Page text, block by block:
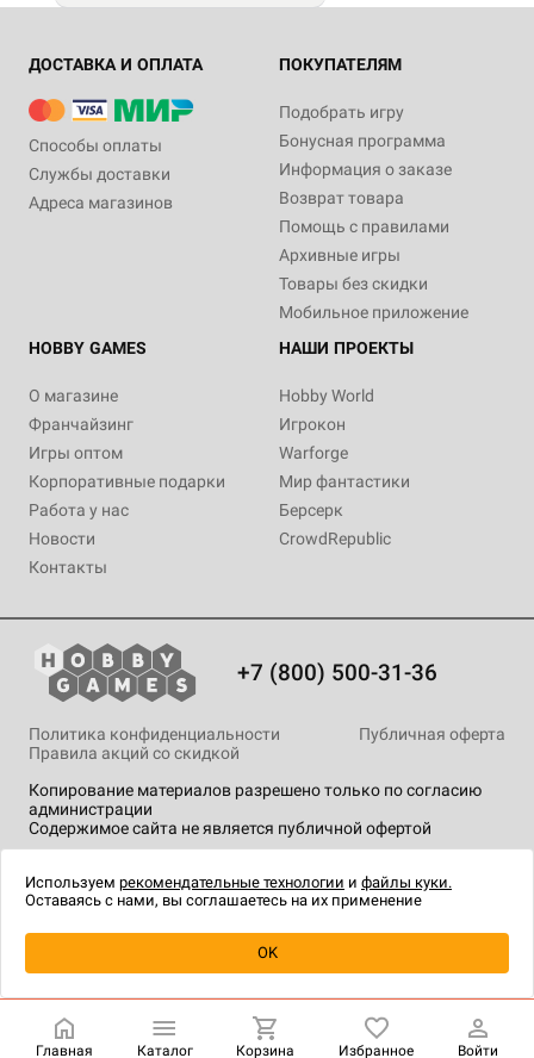
Уведомить о наличии
ДОСТАВКА И ОПЛАТА
Способы оплаты
Службы доставки
Адреса магазинов
ПОКУПАТЕЛЯМ
Подобрать игру
Бонусная программа
Информация о заказе
Возврат товара
Помощь с правилами
Архивные игры
Товары без скидки
Мобильное приложение
HOBBY GAMES
О магазине
Франчайзинг
Игры оптом
Корпоративные подарки
Работа у нас
Новости
Контакты
НАШИ ПРОЕКТЫ
Hobby World
Игрокон
Warforge
Мир фантастики
Берсерк
CrowdRepublic
+7 (800) 500-31-36
Копирование материалов разрешено только по согласию
администрации
Содержимое сайта не является публичной офертой
Политика конфиденциальности
Публичная оферта
Правила акций со скидкой
технологии.
Главная Каталог Корзина Избранное Войти
Используем рекомендательные технологии и файлы куки.
Оставаясь с нами, вы соглашаетесь на их применение
OK